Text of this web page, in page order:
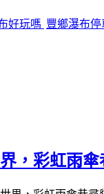
好玩嗎 豐鄉瀑布停
，彩虹雨